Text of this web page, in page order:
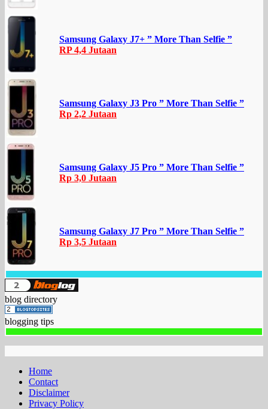
Samsung Galaxy J7+ ” More Than Selfie ”
RP 4,4 Jutaan
Samsung Galaxy J3 Pro ” More Than Selfie ”
Rp 2,2 Jutaan
Samsung Galaxy J5 Pro ” More Than Selfie ”
Rp 3,0 Jutaan
Samsung Galaxy J7 Pro ” More Than Selfie ”
Rp 3,5 Jutaan
blog directory
blogging tips
Home
Contact
Disclaimer
Privacy Policy